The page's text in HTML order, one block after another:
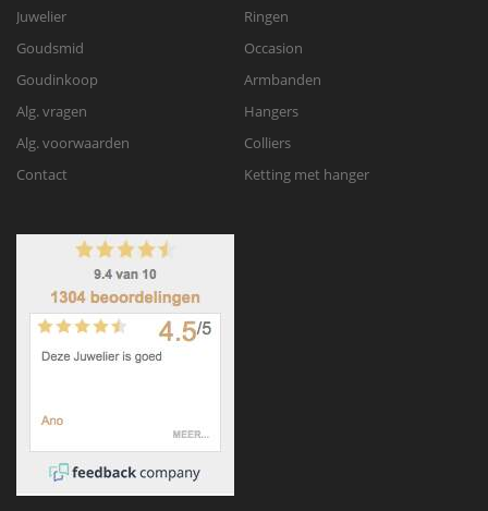
Juwelier
Goudsmid
Goudinkoop
Alg. vragen
Alg. voorwaarden
Contact
Ringen
Occasion
Armbanden
Hangers
Colliers
Ketting met hanger